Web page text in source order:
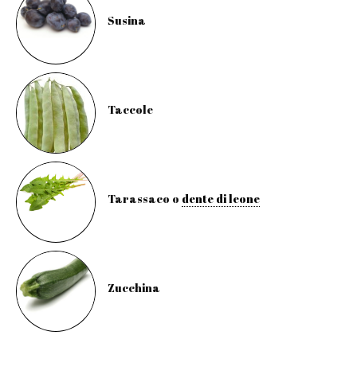
Susina
Taccole
Tarassaco o dente di leone
Zucchina